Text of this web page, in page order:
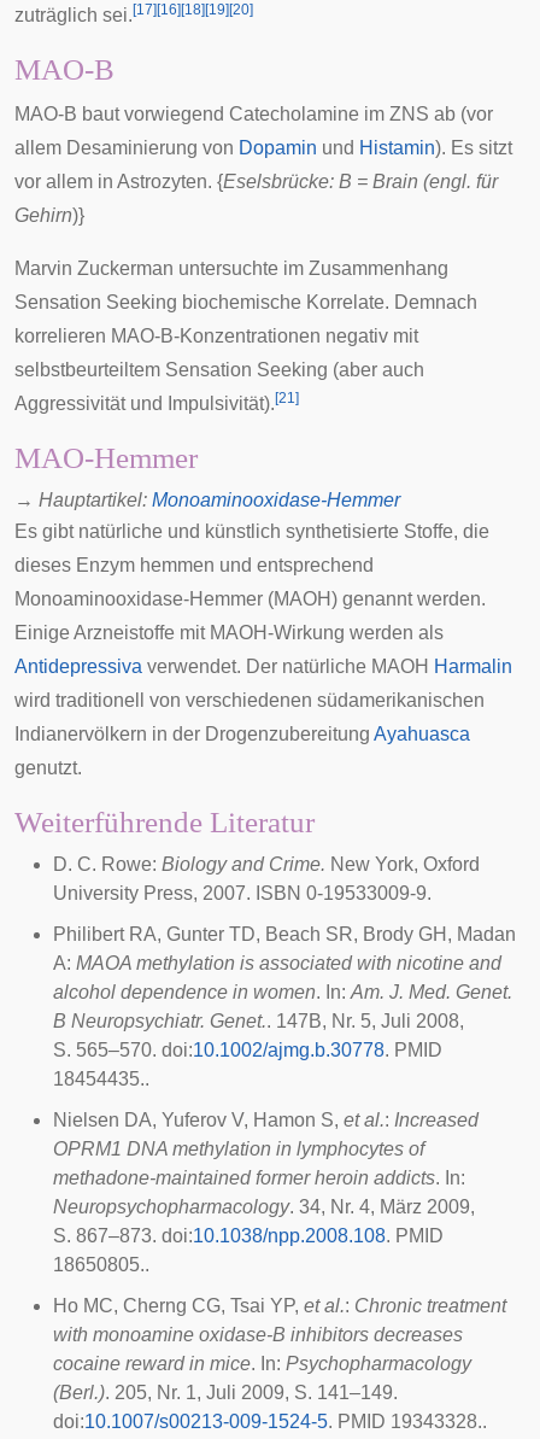
zuträglich sei. [17] [16] [18] [19] [20]
MAO-B
MAO-B baut vorwiegend Catecholamine im ZNS ab (vor
allem Desaminierung von Dopamin und Histamin). Es sitzt
vor allem in Astrozyten. {Eselsbrücke: B = Brain (engl. für
Gehirn)}
Marvin Zuckerman untersuchte im Zusammenhang
Sensation Seeking biochemische Korrelate. Demnach
korrelieren MAO-B-Konzentrationen negativ mit
selbstbeurteiltem Sensation Seeking (aber auch
Aggressivität und Impulsivität). [21]
MAO-Hemmer
→ Hauptartikel: Monoaminooxidase-Hemmer
Es gibt natürliche und künstlich synthetisierte Stoffe, die
dieses Enzym hemmen und entsprechend
Monoaminooxidase-Hemmer (MAOH) genannt werden.
Einige Arzneistoffe mit MAOH-Wirkung werden als
Antidepressiva verwendet. Der natürliche MAOH Harmalin
wird traditionell von verschiedenen südamerikanischen
Indianervölkern in der Drogenzubereitung Ayahuasca
genutzt.
Weiterführende Literatur
D. C. Rowe: Biology and Crime. New York, Oxford
University Press, 2007. ISBN 0-19533009-9.
Philibert RA, Gunter TD, Beach SR, Brody GH, Madan
A: MAOA methylation is associated with nicotine and
alcohol dependence in women. In: Am. J. Med. Genet.
B Neuropsychiatr. Genet.. 147B, Nr. 5, Juli 2008,
S. 565–570. doi:10.1002/ajmg.b.30778. PMID
18454435..
Nielsen DA, Yuferov V, Hamon S, et al.: Increased
OPRM1 DNA methylation in lymphocytes of
methadone-maintained former heroin addicts. In:
Neuropsychopharmacology. 34, Nr. 4, März 2009,
S. 867–873. doi:10.1038/npp.2008.108. PMID
18650805..
Ho MC, Cherng CG, Tsai YP, et al.: Chronic treatment
with monoamine oxidase-B inhibitors decreases
cocaine reward in mice. In: Psychopharmacology
(Berl.). 205, Nr. 1, Juli 2009, S. 141–149.
doi:10.1007/s00213-009-1524-5. PMID 19343328..